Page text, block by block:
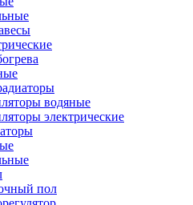
водяные
электрические
пол